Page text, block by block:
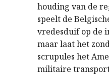
houding van de
speelt de
vredesduif op de
maar laat het
scrupules het
militaire